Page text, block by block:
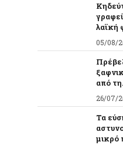
λαϊκή
05/08/
από
26/07/
Τα
μικρό